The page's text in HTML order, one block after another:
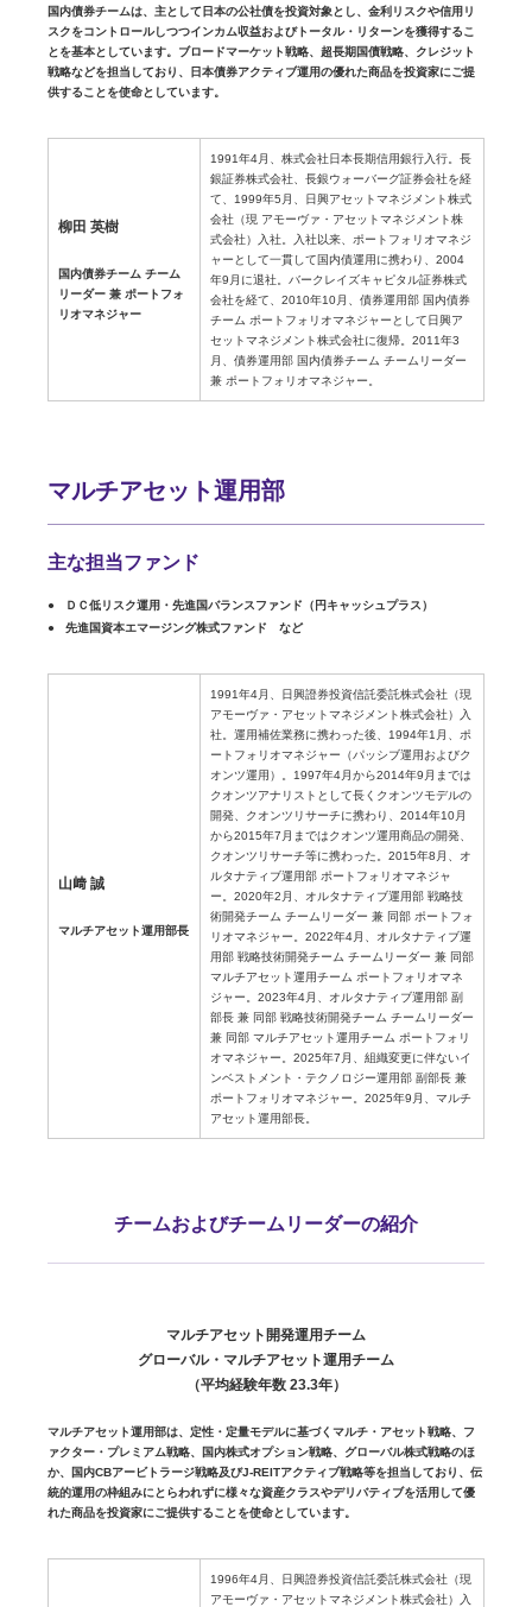
国内債券チームは、主として日本の公社債を投資対象とし、金利リスクや信用リ
スクをコントロールしつつインカム収益およびトータル・リターンを獲得するこ
とを基本としています。ブロードマーケット戦略、超長期国債戦略、クレジット
戦略などを担当しており、日本債券アクティブ運用の優れた商品を投資家にご提
供することを使命としています。
柳田 英樹
国内債券チーム チーム
リーダー 兼 ポートフォ
リオマネジャー
1991年4月、株式会社日本長期信用銀行入行。長
銀証券株式会社、長銀ウォーバーグ証券会社を経
て、1999年5月、日興アセットマネジメント株式
会社（現 アモーヴァ・アセットマネジメント株
式会社）入社。入社以来、ポートフォリオマネジ
ャーとして一貫して国内債運用に携わり、2004
年9月に退社。バークレイズキャピタル証券株式
会社を経て、2010年10月、債券運用部 国内債券
チーム ポートフォリオマネジャーとして日興ア
セットマネジメント株式会社に復帰。2011年3
月、債券運用部 国内債券チーム チームリーダー
兼 ポートフォリオマネジャー。
マルチアセット運用部
主な担当ファンド
ＤＣ低リスク運用・先進国バランスファンド（円キャッシュプラス）
先進国資本エマージング株式ファンド など
山﨑 誠
マルチアセット運用部長
1991年4月、日興證券投資信託委託株式会社（現
アモーヴァ・アセットマネジメント株式会社）入
社。運用補佐業務に携わった後、1994年1月、ポ
ートフォリオマネジャー（パッシブ運用およびク
オンツ運用）。1997年4月から2014年9月までは
クオンツアナリストとして長くクオンツモデルの
開発、クオンツリサーチに携わり、2014年10月
から2015年7月まではクオンツ運用商品の開発、
クオンツリサーチ等に携わった。2015年8月、オ
ルタナティブ運用部 ポートフォリオマネジャ
ー。2020年2月、オルタナティブ運用部 戦略技
術開発チーム チームリーダー 兼 同部 ポートフォ
リオマネジャー。2022年4月、オルタナティブ運
用部 戦略技術開発チーム チームリーダー 兼 同部
マルチアセット運用チーム ポートフォリオマネ
ジャー。2023年4月、オルタナティブ運用部 副
部長 兼 同部 戦略技術開発チーム チームリーダー
兼 同部 マルチアセット運用チーム ポートフォリ
オマネジャー。2025年7月、組織変更に伴ないイ
ンベストメント・テクノロジー運用部 副部長 兼
ポートフォリオマネジャー。2025年9月、マルチ
アセット運用部長。
チームおよびチームリーダーの紹介
マルチアセット開発運用チーム
グローバル・マルチアセット運用チーム
（平均経験年数 23.3年）
マルチアセット運用部は、定性・定量モデルに基づくマルチ・アセット戦略、フ
ァクター・プレミアム戦略、国内株式オプション戦略、グローバル株式戦略のほ
か、国内CBアービトラージ戦略及びJ-REITアクティブ戦略等を担当しており、伝
統的運用の枠組みにとらわれずに様々な資産クラスやデリバティブを活用して優
れた商品を投資家にご提供することを使命としています。
1996年4月、日興證券投資信託委託株式会社（現
アモーヴァ・アセットマネジメント株式会社）入